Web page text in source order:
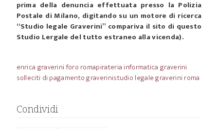
prima della denuncia effettuata presso la Polizia
Postale di Milano, digitando su un motore di ricerca
“Studio legale Graverini” compariva il sito di questo
Studio Lergale del tutto estraneo alla vicenda).
enrica graverini foro romapirateria informatica graverini
solleciti di pagamento graverinistudio legale graverini roma
Condividi